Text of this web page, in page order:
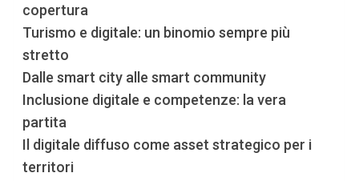
copertura
Turismo e digitale: un binomio sempre più
stretto
Dalle smart city alle smart community
Inclusione digitale e competenze: la vera
partita
Il digitale diffuso come asset strategico per i
territori